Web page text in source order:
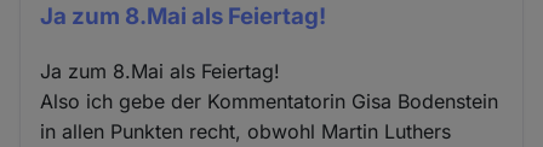
Ja zum 8.Mai als Feiertag!
Ja zum 8.Mai als Feiertag!
Also ich gebe der Kommentatorin Gisa Bodenstein
in allen Punkten recht, obwohl Martin Luthers